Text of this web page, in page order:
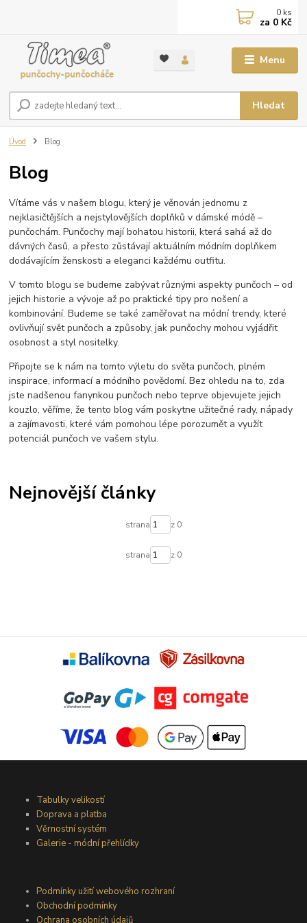
Menu
Hledat
0 ks
za 0 Kč
Úvod Blog
Blog
Vítáme vás v našem blogu, který je věnován jednomu z
nejklasičtějších a nejstylovějších doplňků v dámské módě –
punčochám. Punčochy mají bohatou historii, která sahá až do
dávných časů, a přesto zůstávají aktuálním módním doplňkem
dodávajícím ženskosti a eleganci každému outfitu.
V tomto blogu se budeme zabývat různými aspekty punčoch – od
jejich historie a vývoje až po praktické tipy pro nošení a
kombinování. Budeme se také zaměřovat na módní trendy, které
ovlivňují svět punčoch a způsoby, jak punčochy mohou vyjádřit
osobnost a styl nositelky.
Připojte se k nám na tomto výletu do světa punčoch, plném
inspirace, informací a módního povědomí. Bez ohledu na to, zda
jste nadšenou fanynkou punčoch nebo teprve objevujete jejich
kouzlo, věříme, že tento blog vám poskytne užitečné rady, nápady
a zajímavosti, které vám pomohou lépe porozumět a využít
potenciál punčoch ve vašem stylu.
Nejnovější články
strana z 0
strana z 0
Tabulky velikostí
Doprava a platba
Věrnostní systém
Galerie - módní přehlídky
Podmínky užití webového rozhraní
Obchodní podmínky
Ochrana osobních údajů